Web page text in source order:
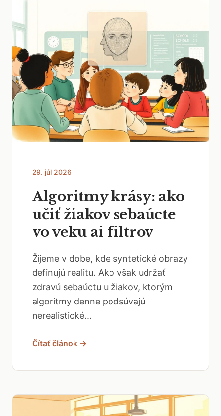
29. júl 2026
Algoritmy krásy: ako
učiť žiakov sebaúcte
vo veku ai filtrov
Žijeme v dobe, kde syntetické obrazy
definujú realitu. Ako však udržať
zdravú sebaúctu u žiakov, ktorým
algoritmy denne podsúvajú
nerealistické...
Čítať článok →